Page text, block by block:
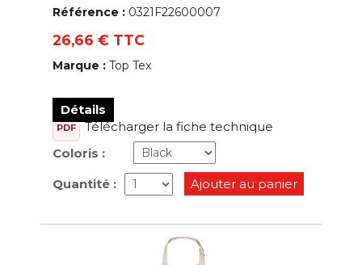
Référence : 0321F22600007
26,66 € TTC
Marque : Top Tex
Détails
PDF
Télécharger la fiche technique
Coloris :
Quantité : Ajouter au panier